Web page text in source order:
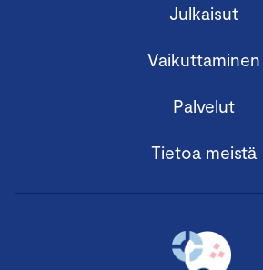
Julkaisut
Vaikuttaminen
Palvelut
Tietoa meistä